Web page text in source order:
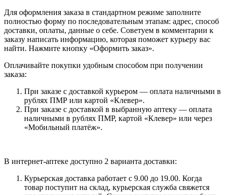
Для оформления заказа в стандартном режиме заполните
полностью форму по последовательным этапам: адрес, способ
доставки, оплаты, данные о себе. Советуем в комментарии к
заказу написать информацию, которая поможет курьеру вас
найти. Нажмите кнопку «Оформить заказ».
Оплачивайте покупки удобным способом при получении
заказа:
При заказе с доставкой курьером — оплата наличными в
рублях ПМР или картой «Клевер».
При заказе с доставкой в выбранную аптеку — оплата
наличными в рублях ПМР, картой «Клевер» или через
«Мобильный платёж».
В интернет-аптеке доступно 2 варианта доставки:
Курьерская доставка работает с 9.00 до 19.00. Когда
товар поступит на склад, курьерская служба свяжется